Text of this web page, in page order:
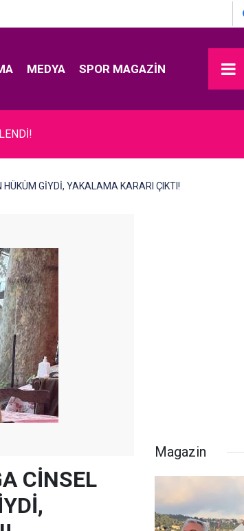
MEDYA SPOR MAGAZIN
GİYDİ, YAKALAMA KARARI ÇIKTI!
CİNSEL
Magazin